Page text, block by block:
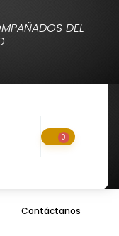
DEL
0
Contáctanos